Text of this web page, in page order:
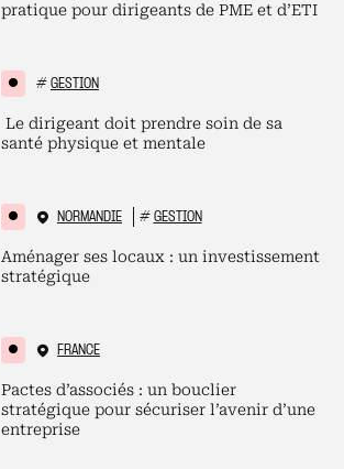
pratique pour dirigeants de PME et d’ETI
# GESTION
Le dirigeant doit prendre soin de sa
santé physique et mentale
NORMANDIE # GESTION
Aménager ses locaux : un investissement
stratégique
FRANCE
Pactes d’associés : un bouclier
stratégique pour sécuriser l’avenir d’une
entreprise